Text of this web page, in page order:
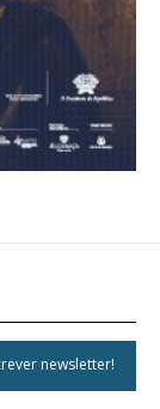
newsletter!